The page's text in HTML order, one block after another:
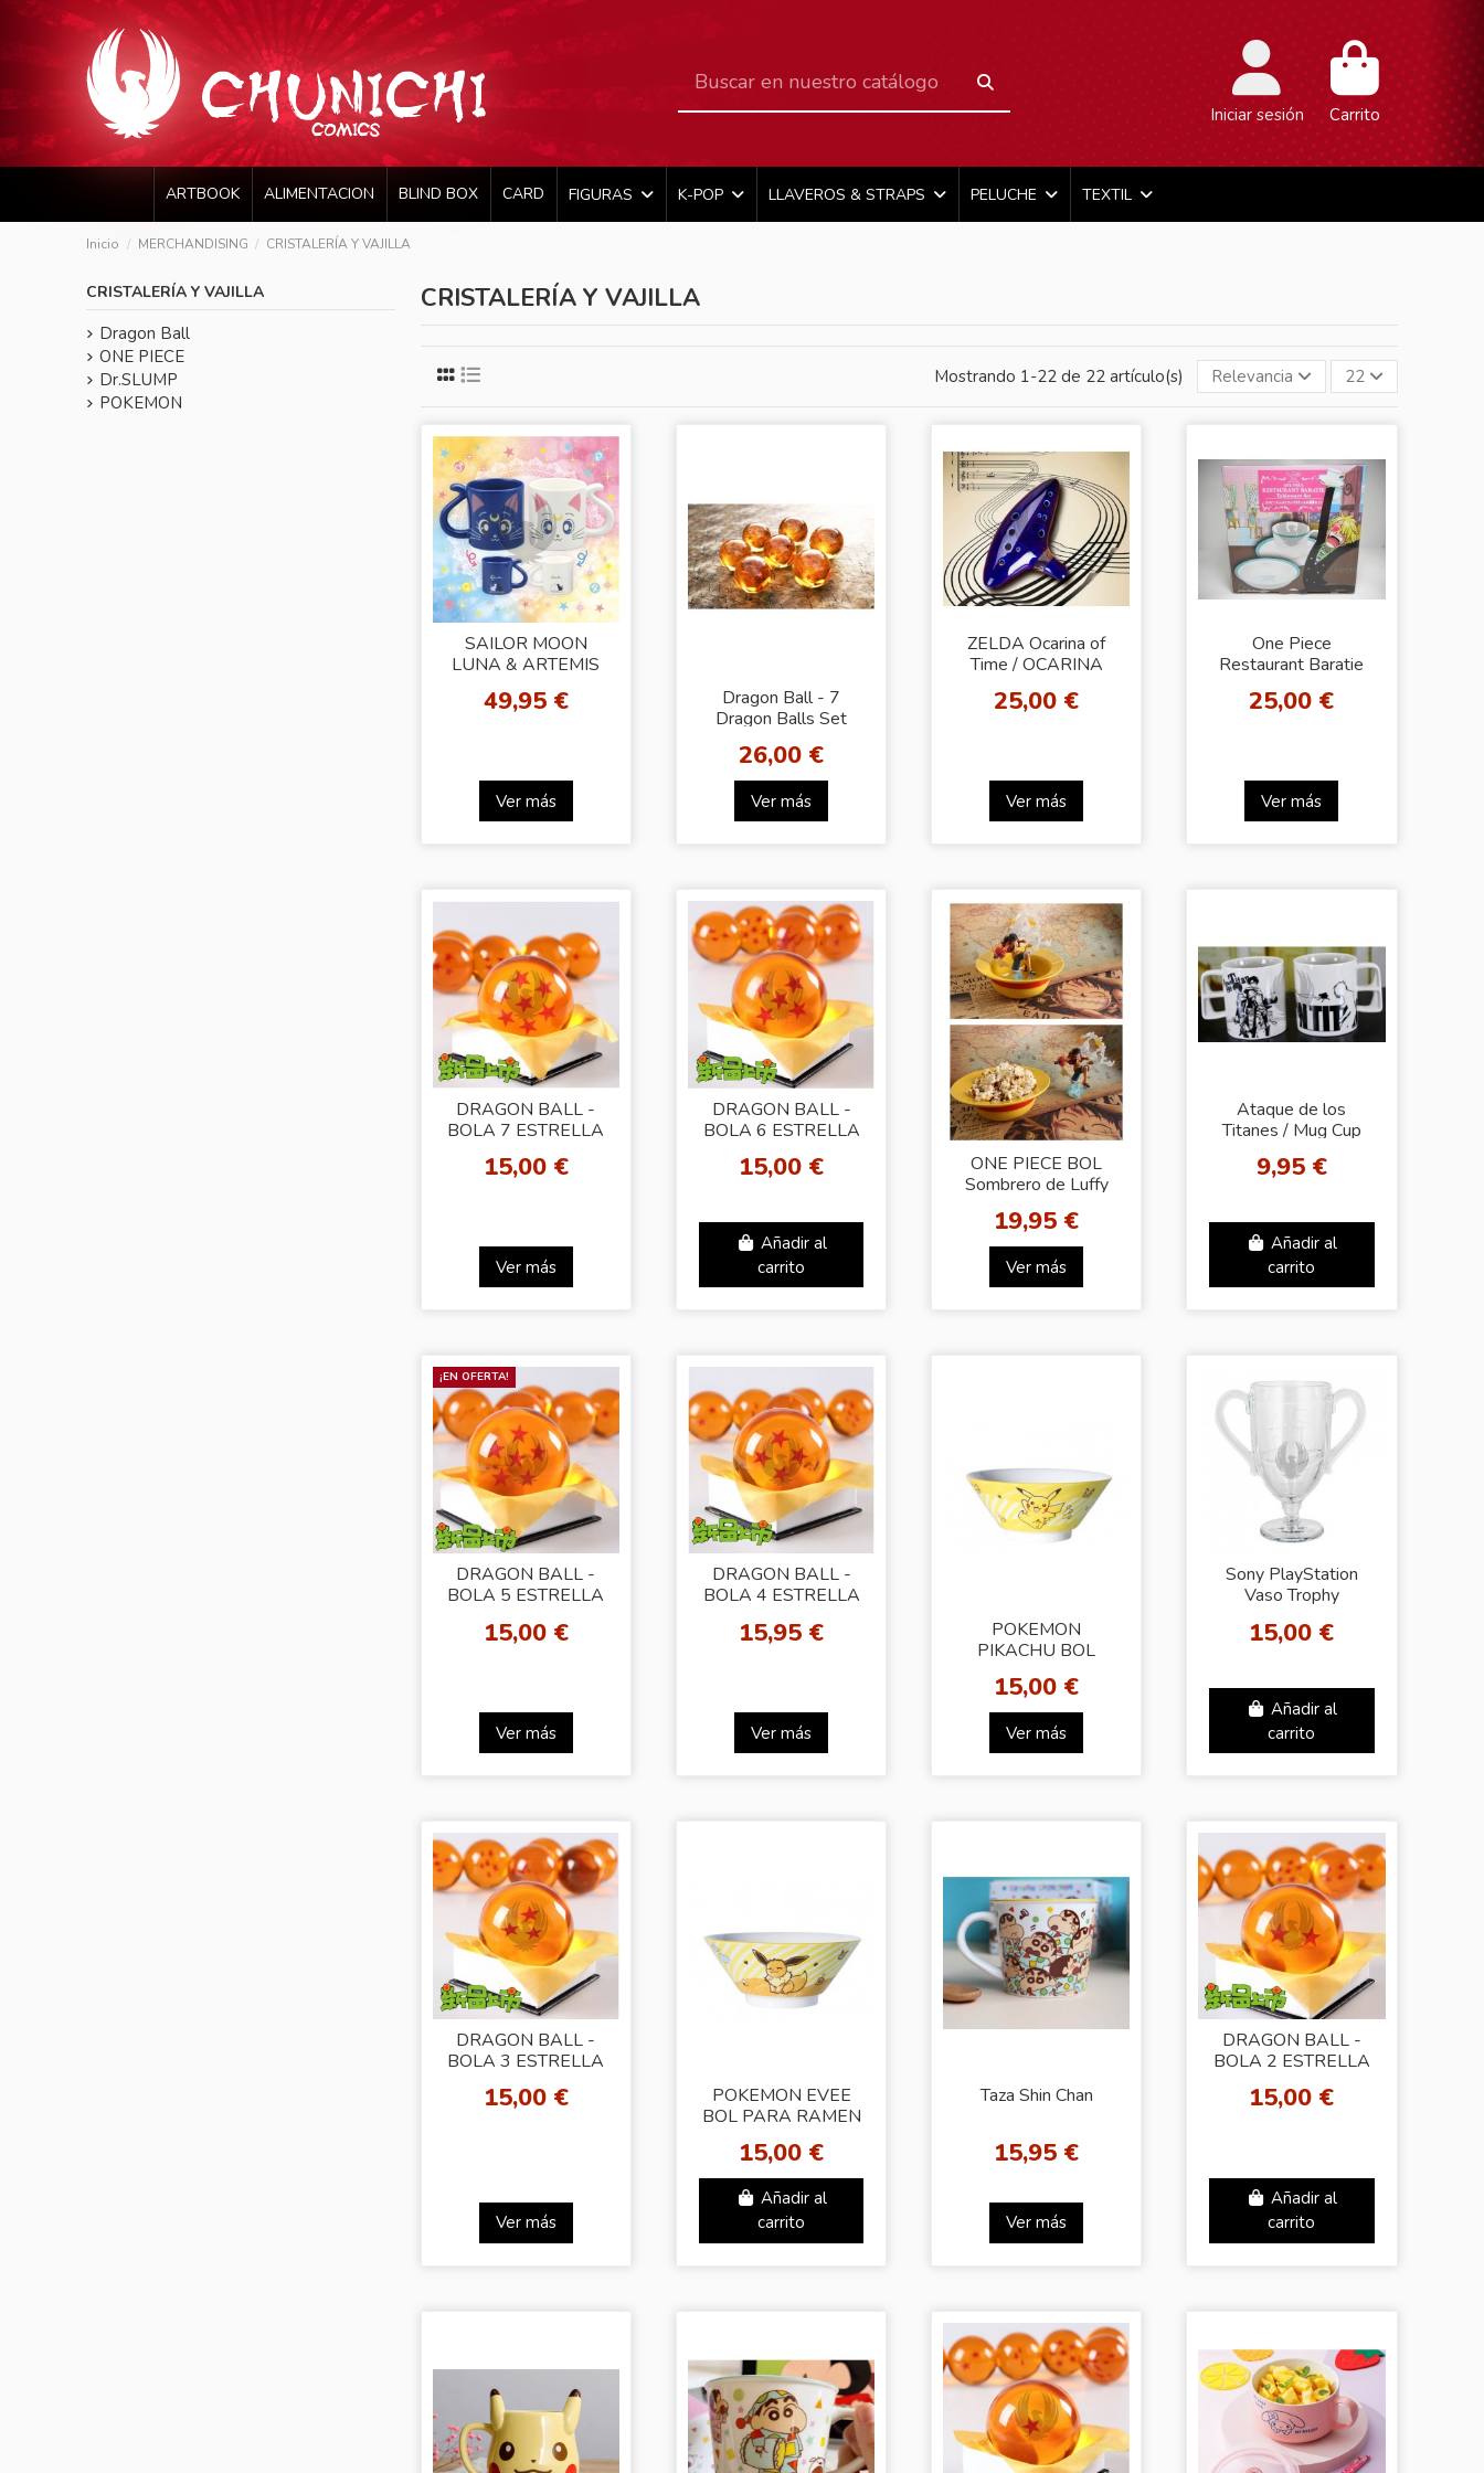
Iniciar sesión Carrito
ARTBOOK ALIMENTACION BLIND BOX CARD FIGURAS K-POP LLAVEROS & STRAPS PELUCHE TEXTIL
Inicio MERCHANDISING CRISTALERÍA Y VAJILLA
CRISTALERÍA Y VAJILLA
Mostrando 1-22 de 22 artículo(s) Relevancia 22
SAILOR MOON
LUNA & ARTEMIS
49,95 €
Ver más
Dragon Ball - 7
Dragon Balls Set
26,00 €
Ver más
ZELDA Ocarina of
Time / OCARINA
25,00 €
Ver más
One Piece
Restaurant Baratie
& Mug)
25,00 €
Ver más
DRAGON BALL -
BOLA 7 ESTRELLA
15,00 €
Ver más
DRAGON BALL -
BOLA 6 ESTRELLA
15,00 €
Añadir al
carrito
ONE PIECE BOL
Sombrero de Luffy
19,95 €
Ver más
Ataque de los
Titanes / Mug Cup
9,95 €
Añadir al
carrito
¡EN OFERTA!
DRAGON BALL -
BOLA 5 ESTRELLA
15,00 €
Ver más
DRAGON BALL -
BOLA 4 ESTRELLA
15,95 €
Ver más
POKEMON
PIKACHU BOL
15,00 €
Ver más
Sony PlayStation
Vaso Trophy
15,00 €
Añadir al
carrito
DRAGON BALL -
BOLA 3 ESTRELLA
15,00 €
Ver más
POKEMON EVEE
BOL PARA RAMEN
15,00 €
Añadir al
carrito
Taza Shin Chan
15,95 €
Ver más
DRAGON BALL -
BOLA 2 ESTRELLA
15,00 €
Añadir al
carrito
CRISTALERÍA Y VAJILLA
Dragon Ball
ONE PIECE
Dr.SLUMP
POKEMON